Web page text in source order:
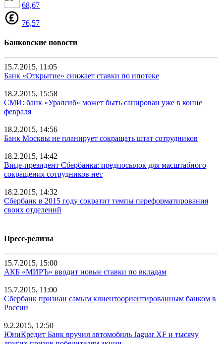
68,67
76,57
Банковские новости
15.7.2015, 11:05
Банк «Открытие» снижает ставки по ипотеке
18.2.2015, 15:58
СМИ: банк «Уралсиб» может быть санирован уже в конце
февраля
18.2.2015, 14:56
Банк Москвы не планирует сокращать штат сотрудников
18.2.2015, 14:42
Вице-президент Сбербанка: предпосылок для масштабного
сокращения сотрудников нет
18.2.2015, 14:32
Сбербанк в 2015 году сократит темпы переформатирования
своих отделений
Пресс-релизы
15.7.2015, 15:00
АКБ «МИРЪ» вводит новые ставки по вкладам
15.7.2015, 11:00
Сбербанк признан самым клиентоориентированным банком в
России
9.2.2015, 12:50
ЮниКредит Банк вручил автомобиль Jaguar XF и тысячу